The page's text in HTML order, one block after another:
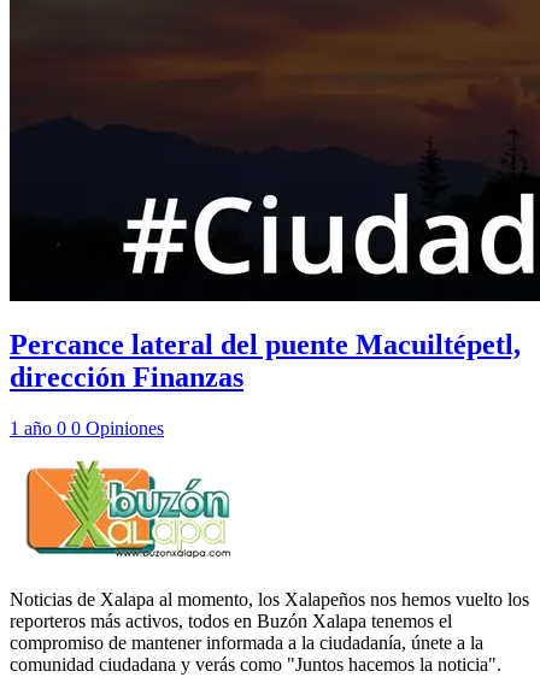
Percance lateral del puente Macuiltépetl,
dirección Finanzas
1 año 0 0 Opiniones
Noticias de Xalapa al momento, los Xalapeños nos hemos vuelto los
reporteros más activos, todos en Buzón Xalapa tenemos el
compromiso de mantener informada a la ciudadanía, únete a la
comunidad ciudadana y verás como "Juntos hacemos la noticia".